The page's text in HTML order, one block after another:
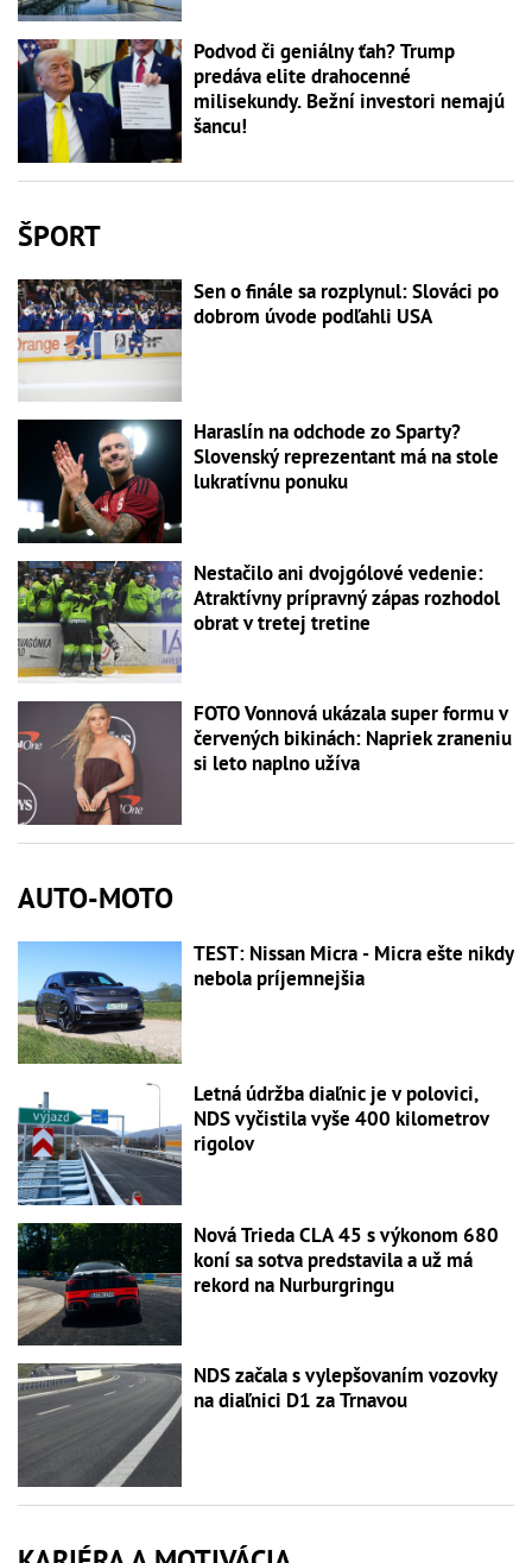
Podvod či geniálny ťah? Trump
predáva elite drahocenné
milisekundy. Bežní investori nemajú
šancu!
ŠPORT
Sen o finále sa rozplynul: Slováci po
dobrom úvode podľahli USA
Haraslín na odchode zo Sparty?
Slovenský reprezentant má na stole
lukratívnu ponuku
Nestačilo ani dvojgólové vedenie:
Atraktívny prípravný zápas rozhodol
obrat v tretej tretine
FOTO Vonnová ukázala super formu v
červených bikinách: Napriek zraneniu
si leto naplno užíva
AUTO-MOTO
TEST: Nissan Micra - Micra ešte nikdy
nebola príjemnejšia
Letná údržba diaľnic je v polovici,
NDS vyčistila vyše 400 kilometrov
rigolov
Nová Trieda CLA 45 s výkonom 680
koní sa sotva predstavila a už má
rekord na Nurburgringu
NDS začala s vylepšovaním vozovky
na diaľnici D1 za Trnavou